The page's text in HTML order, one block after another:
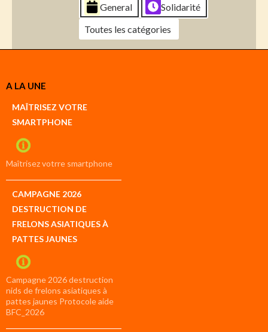
General
Solidarité
Toutes les catégories
Créer
compte
compte
A LA UNE
MAÎTRISEZ VOTRE
SMARTPHONE
Maîtrisez votrre smartphone
CAMPAGNE 2026
DESTRUCTION DE
FRELONS ASIATIQUES À
PATTES JAUNES
Campagne 2026 destruction
nids de frelons asiatiques à
pattes jaunes Protocole aide
BFC_2026